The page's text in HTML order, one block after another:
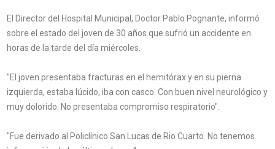
El Director del Hospital Municipal, Doctor Pablo Pognante, informó
sobre el estado del joven de 30 años que sufrió un accidente en
horas de la tarde del día miércoles.
"El joven presentaba fracturas en el hemitórax y en su pierna
izquierda, estaba lúcido, iba con casco. Con buen nivel neurológico y
muy dolorido. No presentaba compromiso respiratorio".
"Fue derivado al Policlínico San Lucas de Rio Cuarto. No tenemos